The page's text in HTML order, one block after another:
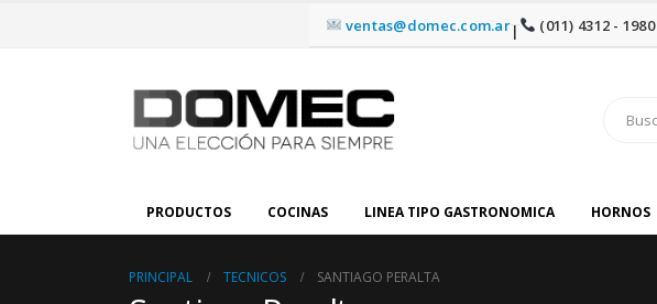
ventas@domec.com.ar| (011) 4312 - 1980
PRODUCTOS COCINAS LINEA TIPO GASTRONOMICA HORNOS
PRINCIPAL TECNICOS SANTIAGO PERALTA